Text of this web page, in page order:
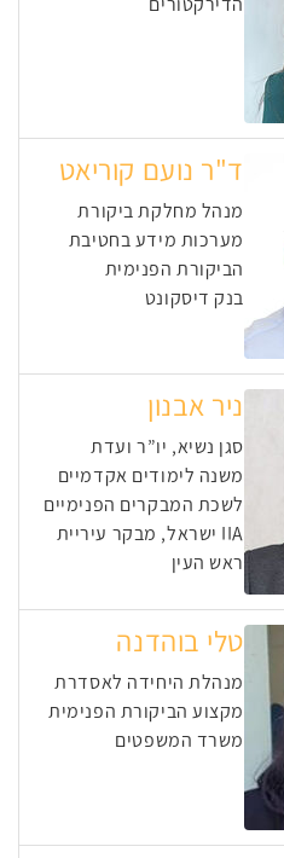
ד"ר נועם קוריאט
מנהל מחלקת ביקורת
מערכות מידע בחטיבת
הביקורת הפנימית
בנק דיסקונט
ניר אבנון
סגן נשיא, יו”ר ועדת
משנה לימודים אקדמיים
לשכת המבקרים הפנימיים
IIA ישראל, מבקר עיריית
ראש העין
טלי בוהדנה
מנהלת היחידה לאסדרת
מקצוע הביקורת הפנימית
משרד המשפטים